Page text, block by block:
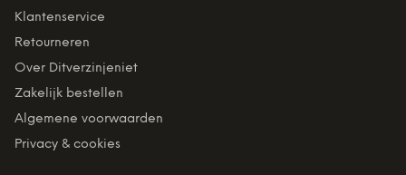
Klantenservice
Retourneren
Over Ditverzinjeniet
Zakelijk bestellen
Algemene voorwaarden
Privacy & cookies